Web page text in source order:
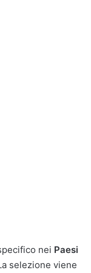
nei Paesi
selezione viene